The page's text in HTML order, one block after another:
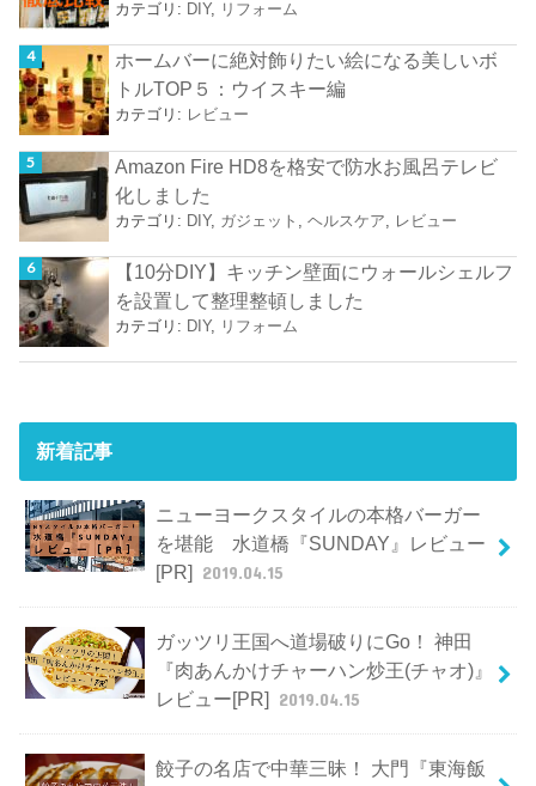
カテゴリ: DIY, リフォーム
ホームバーに絶対飾りたい絵になる美しいボ
トルTOP５：ウイスキー編
カテゴリ: レビュー
Amazon Fire HD8を格安で防水お風呂テレビ
化しました
カテゴリ: DIY, ガジェット ,ヘルスケア レビュー
【10分DIY】キッチン壁面にウォールシェルフ
を設置して整理整頓しました
カテゴリ: DIY, リフォーム
新着記事
ニューヨークスタイルの本格バーガー
を堪能 水道橋『SUNDAY』レビュー
[PR] 2019.04.15
ガッツリ王国へ道場破りにGo！ 神田
『肉あんかけチャーハン炒王(チャオ)』
レビュー[PR] 2019.04.15
餃子の名店で中華三昧！ 大門『東海飯